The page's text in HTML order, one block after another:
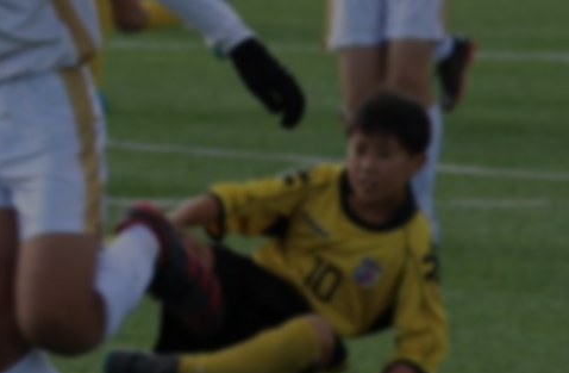
サッカー公式サイト チアダンス公式サイト
ッフ よくある質問 当クラブの特徴
サッカー
チア
バトン
アクセス